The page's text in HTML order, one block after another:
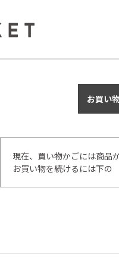
お買い
現在、買い物かごには商品
お買い物を続けるには下の